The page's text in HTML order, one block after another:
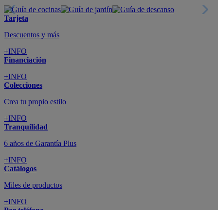
Tarjeta
Descuentos y más
+INFO
Financiación
+INFO
Colecciones
Crea tu propio estilo
+INFO
Tranquilidad
6 años de Garantía Plus
+INFO
Catálogos
Miles de productos
+INFO